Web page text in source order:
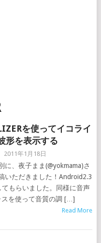
を使ってイコライ
形を表示する
2011年1月18日
に、夜子まま(@yokmama)さ
いただきました！Android2.3
もらいました。同様に音声
スを使って音質の調 […]
Read More